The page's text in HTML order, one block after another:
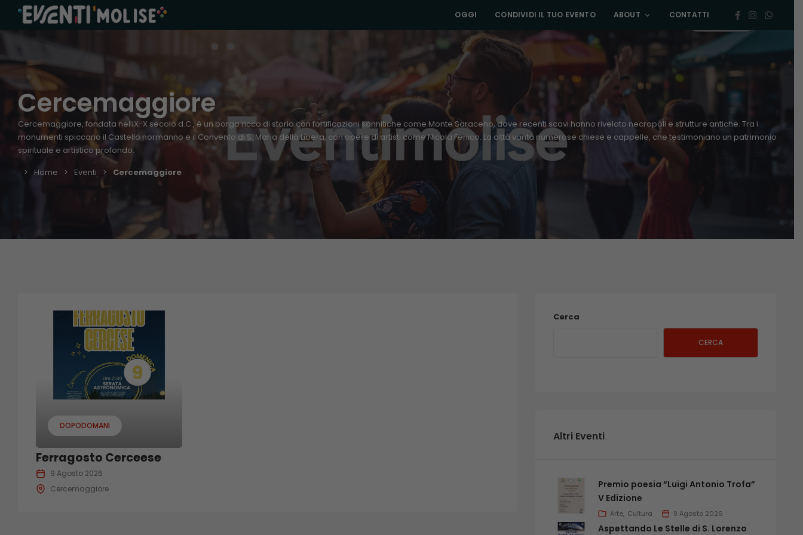
OGGI CONDIVIDI IL TUO EVENTO ABOUT CONTATTI
Cercemaggiore
Cercemaggiore, fondata nel IX-X secolo d.C., è un borgo ricco di storia con fortificazioni sannitiche come Monte Saraceno, dove recenti scavi hanno rivelato necropoli e strutture antiche. Tra i
monumenti spiccano il Castello normanno e il Convento di S. Maria della Libera, con opere di artisti come Nicola Fenico. La città vanta numerose chiese e cappelle, che testimoniano un patrimonio
spirituale e artistico profondo.
Home
Eventi Cercemaggiore
DOPODOMANI
Ferragosto Cerceese
9 Agosto 2026
Cercemaggiore
Cerca
CERCA
Altri Eventi
Premio poesia “Luigi Antonio Trofa”
V Edizione
Arte Cultura 9 Agosto 2026
Aspettando Le Stelle di S. Lorenzo